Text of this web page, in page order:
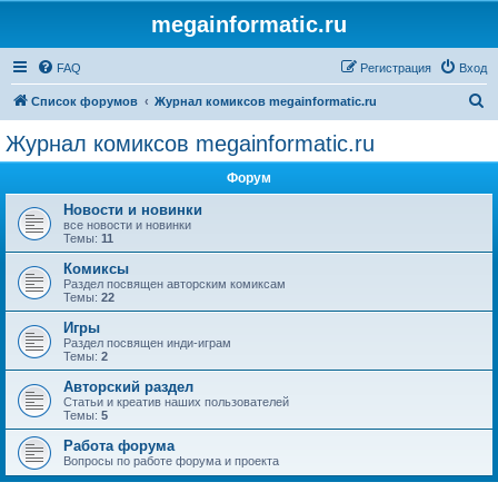
megainformatic.ru
FAQ Вход
Регистрация
Список форумов Журнал комиксов megainformatic.ru
Журнал комиксов megainformatic.ru
Форум
Новости и новинки
все новости и новинки
Темы: 11
Комиксы
Раздел посвящен авторским комиксам
Темы: 22
Игры
Раздел посвящен инди-играм
Темы: 2
Авторский раздел
Статьи и креатив наших пользователей
Темы: 5
Работа форума
Вопросы по работе форума и проекта